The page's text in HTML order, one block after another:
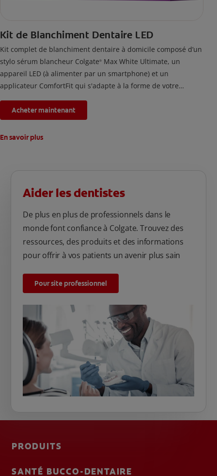
Kit de Blanchiment Dentaire LED
Kit complet de blanchiment dentaire à domicile composé d’un
stylo sérum blancheur Colgate® Max White Ultimate, un
appareil LED (à alimenter par un smartphone) et un
applicateur ComfortFit qui s'adapte à la forme de votre
par jour pendant 2 semaines, les taches accumulées par la
nourriture et les boissons depuis 20 ans seront éliminées.
Acheter maintenant
En savoir plus
Aider les dentistes
De plus en plus de professionnels dans le
monde font confiance à Colgate. Trouvez des
ressources, des produits et des informations
pour offrir à vos patients un avenir plus sain
Pour site professionnel
PRODUITS
SANTÉ BUCCO-DENTAIRE